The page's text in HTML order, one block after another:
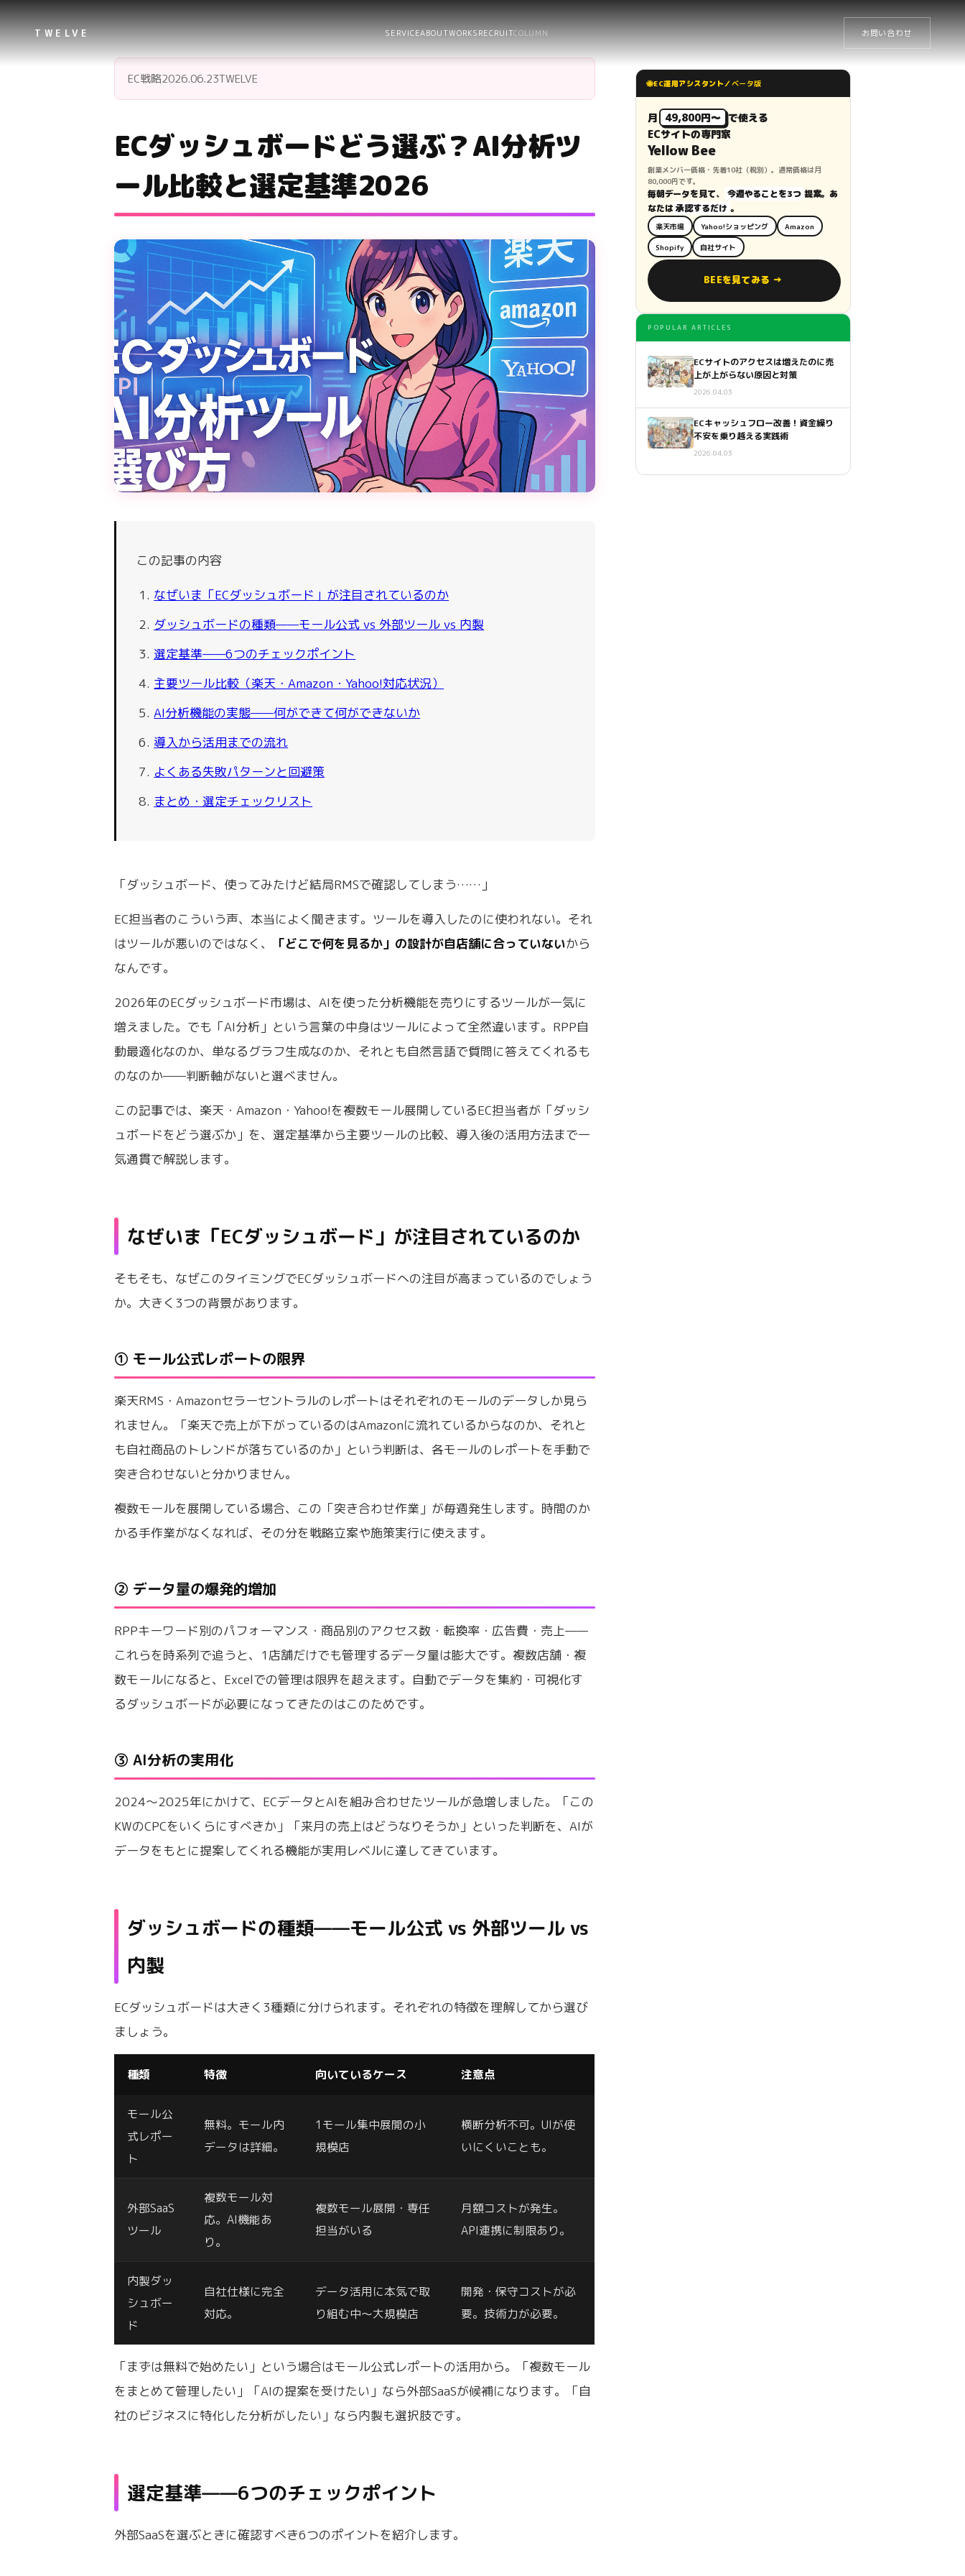
TWELVE SERVICEABOUTWORKSRECRUITCOLUMN お問い合わせ
EC戦略2026.06.23TWELVE
ECダッシュボードどう選ぶ？AI分析ツ
ール比較と選定基準2026
この記事の内容
なぜいま「ECダッシュボード」が注目されているのか
ダッシュボードの種類——モール公式 vs 外部ツール vs 内製
選定基準——6つのチェックポイント
主要ツール比較（楽天・Amazon・Yahoo!対応状況）
AI分析機能の実態——何ができて何ができないか
導入から活用までの流れ
よくある失敗パターンと回避策
まとめ・選定チェックリスト
「ダッシュボード、使ってみたけど結局RMSで確認してしまう……」
EC担当者のこういう声、本当によく聞きます。ツールを導入したのに使われない。それ
はツールが悪いのではなく、
「どこで何を見るか」の設計が自店舗に合っていないから
なんです。
2026年のECダッシュボード市場は、AIを使った分析機能を売りにするツールが一気に
増えました。でも「AI分析」という言葉の中身はツールによって全然違います。RPP自
動最適化なのか、単なるグラフ生成なのか、それとも自然言語で質問に答えてくれるも
のなのか——判断軸がないと選べません。
この記事では、楽天・Amazon・Yahoo!を複数モール展開しているEC担当者が「ダッシ
ュボードをどう選ぶか」を、選定基準から主要ツールの比較、導入後の活用方法まで一
気通貫で解説します。
なぜいま「ECダッシュボード」が注目されているのか
そもそも、なぜこのタイミングでECダッシュボードへの注目が高まっているのでしょう
か。大きく3つの背景があります。
① モール公式レポートの限界
楽天RMS・Amazonセラーセントラルのレポートはそれぞれのモールのデータしか見ら
れません。「楽天で売上が下がっているのはAmazonに流れているからなのか、それと
も自社商品のトレンドが落ちているのか」という判断は、各モールのレポートを手動で
突き合わせないと分かりません。
複数モールを展開している場合、この「突き合わせ作業」が毎週発生します。時間のか
かる手作業がなくなれば、その分を戦略立案や施策実行に使えます。
② データ量の爆発的増加
RPPキーワード別のパフォーマンス・商品別のアクセス数・転換率・広告費・売上——
これらを時系列で追うと、1店舗だけでも管理するデータ量は膨大です。複数店舗・複
数モールになると、Excelでの管理は限界を超えます。自動でデータを集約・可視化す
るダッシュボードが必要になってきたのはこのためです。
③ AI分析の実用化
2024〜2025年にかけて、ECデータとAIを組み合わせたツールが急増しました。「この
KWのCPCをいくらにすべきか」「来月の売上はどうなりそうか」といった判断を、AIが
データをもとに提案してくれる機能が実用レベルに達してきています。
ダッシュボードの種類——モール公式 vs 外部ツール vs
内製
ECダッシュボードは大きく3種類に分けられます。それぞれの特徴を理解してから選び
ましょう。
種類 特徴 向いているケース 注意点
モール公
式レポー
ト
無料。モール内
データは詳細。
1モール集中展開の小
規模店
横断分析不可。UIが使
いにくいことも。
外部SaaS
ツール
複数モール対
応。AI機能あ
り。
複数モール展開・専任
担当がいる
月額コストが発生。
API連携に制限あり。
内製ダッ
シュボー
ド
自社仕様に完全
対応。
データ活用に本気で取
り組む中〜大規模店
開発・保守コストが必
要。技術力が必要。
「まずは無料で始めたい」という場合はモール公式レポートの活用から。「複数モール
をまとめて管理したい」「AIの提案を受けたい」なら外部SaaSが候補になります。「自
社のビジネスに特化した分析がしたい」なら内製も選択肢です。
選定基準——6つのチェックポイント
外部SaaSを選ぶときに確認すべき6つのポイントを紹介します。
🐝EC運用アシスタント／ベータ版
月 49,800円〜 で使える
ECサイトの専門家
Yellow Bee
創業メンバー価格・先着10社（税別）。通常価格は月
80,000円です。
毎朝データを見て、 今週やることを3つ 提案。あ
なたは 承認するだけ 。
楽天市場 Yahoo!ショッピング Amazon
Shopify 自社サイト
BEEを見てみる →
POPULAR ARTICLES
ECサイトのアクセスは増えたのに売
上が上がらない原因と対策
2026.04.03
ECキャッシュフロー改善！資金繰り
不安を乗り越える実践術
2026.04.03